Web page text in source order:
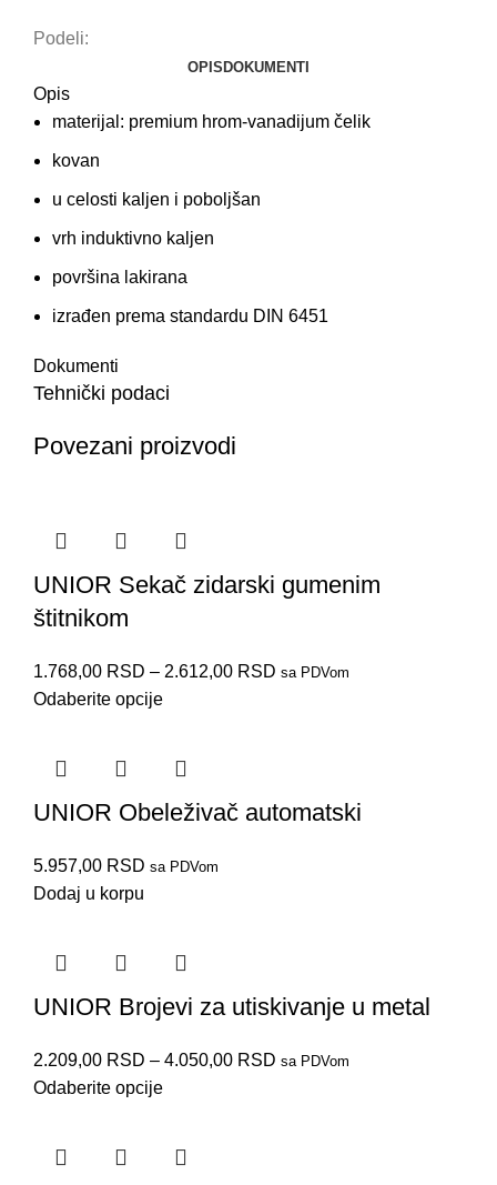
Podeli:
OPIS DOKUMENTI
Opis
materijal: premium hrom-vanadijum čelik
kovan
u celosti kaljen i poboljšan
vrh induktivno kaljen
površina lakirana
izrađen prema standardu DIN 6451
Dokumenti
Tehnički podaci
Povezani proizvodi
UNIOR Sekač zidarski gumenim
štitnikom
1.768,00 RSD – 2.612,00 RSD sa PDVom
Odaberite opcije
UNIOR Obeleživač automatski
5.957,00 RSD sa PDVom
Dodaj u korpu
UNIOR Brojevi za utiskivanje u metal
2.209,00 RSD – 4.050,00 RSD sa PDVom
Odaberite opcije